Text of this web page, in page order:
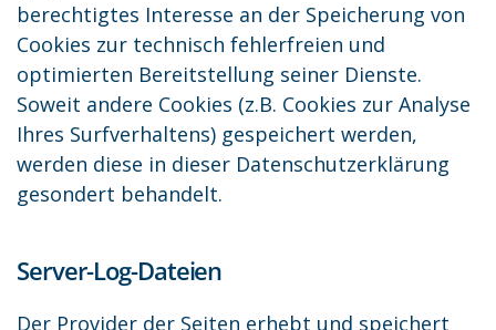
berechtigtes Interesse an der Speicherung von
Cookies zur technisch fehlerfreien und
optimierten Bereitstellung seiner Dienste.
Soweit andere Cookies (z.B. Cookies zur Analyse
Ihres Surfverhaltens) gespeichert werden,
werden diese in dieser Datenschutzerklärung
gesondert behandelt.
Server-Log-Dateien
Der Provider der Seiten erhebt und speichert